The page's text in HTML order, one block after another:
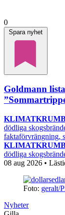
0
Spara nyhet
Goldmann
dödliga
faktaförvrängning,
dödliga
08 aug 2026 •
Foto: geralt/
Nyheter